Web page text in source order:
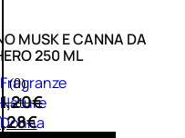
Fragranze
Nature
Donna
MUSK E CANNA DA
250 ML
(0)
€
€